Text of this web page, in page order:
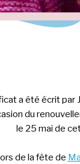
a été écrit par
du
le 25 mai de
de la fête de